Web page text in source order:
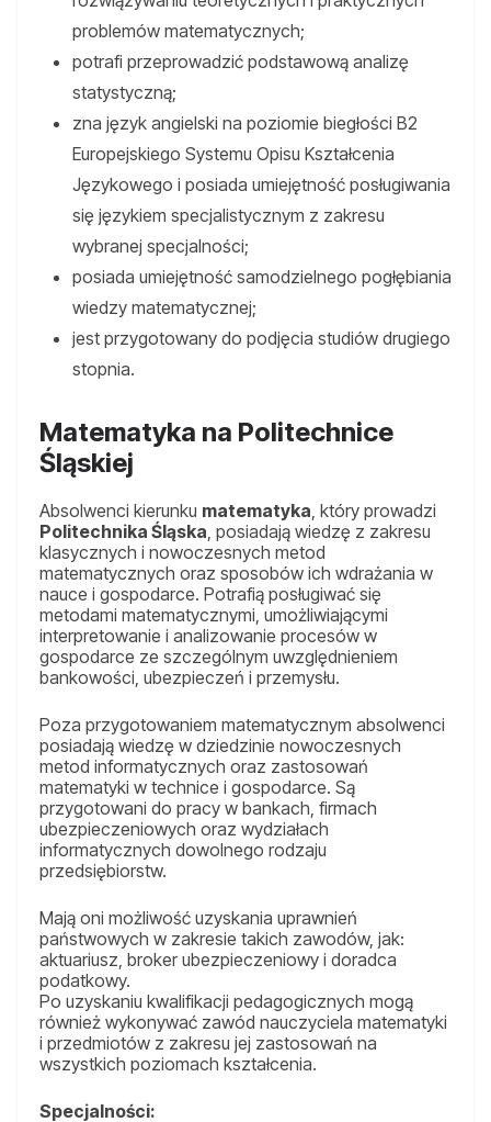
problemów matematycznych;
potrafi przeprowadzić podstawową analizę
statystyczną;
zna język angielski na poziomie biegłości B2
Europejskiego Systemu Opisu Kształcenia
Językowego i posiada umiejętność posługiwania
się językiem specjalistycznym z zakresu
wybranej specjalności;
posiada umiejętność samodzielnego pogłębiania
wiedzy matematycznej;
jest przygotowany do podjęcia studiów drugiego
stopnia.
Matematyka na Politechnice
Śląskiej
Absolwenci kierunku matematyka, który prowadzi
Politechnika Śląska, posiadają wiedzę z zakresu
klasycznych i nowoczesnych metod
matematycznych oraz sposobów ich wdrażania w
nauce i gospodarce. Potrafią posługiwać się
metodami matematycznymi, umożliwiającymi
interpretowanie i analizowanie procesów w
gospodarce ze szczególnym uwzględnieniem
bankowości, ubezpieczeń i przemysłu.
Poza przygotowaniem matematycznym absolwenci
posiadają wiedzę w dziedzinie nowoczesnych
metod informatycznych oraz zastosowań
matematyki w technice i gospodarce. Są
przygotowani do pracy w bankach, firmach
ubezpieczeniowych oraz wydziałach
informatycznych dowolnego rodzaju
przedsiębiorstw.
Mają oni możliwość uzyskania uprawnień
państwowych w zakresie takich zawodów, jak:
aktuariusz, broker ubezpieczeniowy i doradca
podatkowy.
Po uzyskaniu kwalifikacji pedagogicznych mogą
również wykonywać zawód nauczyciela matematyki
i przedmiotów z zakresu jej zastosowań na
wszystkich poziomach kształcenia.
Specjalności: